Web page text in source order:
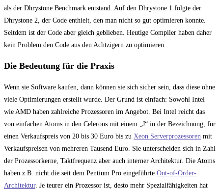
als der Dhrystone Benchmark entstand. Auf den Dhrystone 1 folgte der
Dhrystone 2, der Code enthielt, den man nicht so gut optimieren konnte.
Seitdem ist der Code aber gleich geblieben. Heutige Compiler haben daher
kein Problem den Code aus den Achtzigern zu optimieren.
Die Bedeutung für die Praxis
Wenn sie Software kaufen, dann können sie sich sicher sein, dass diese ohne
viele Optimierungen erstellt wurde. Der Grund ist einfach: Sowohl Intel
wie AMD haben zahlreiche Prozessoren im Angebot. Bei Intel reicht das
von einfachen Atoms in den Celerons mit einem „J“ in der Bezeichnung, für
einen Verkaufspreis von 20 bis 30 Euro bis zu Xeon Serverprozessoren mit
Verkaufspreisen von mehreren Tausend Euro. Sie unterscheiden sich in Zahl
der Prozessorkerne, Taktfrequenz aber auch interner Architektur. Die Atoms
haben z.B. nicht die seit dem Pentium Pro eingeführte Out-of-Order-
Architektur. Je teurer ein Prozessor ist, desto mehr Spezialfähigkeiten hat